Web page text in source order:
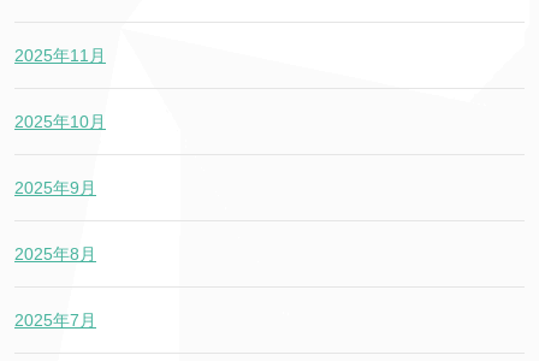
2025年11月
2025年10月
2025年9月
2025年8月
2025年7月